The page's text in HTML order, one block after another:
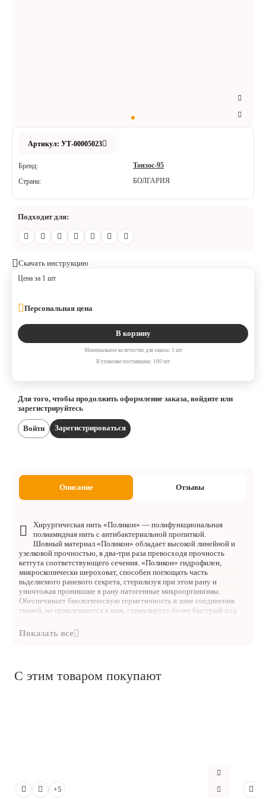
Артикул: УТ-00005023
Бренд:
Тонзос-95
Страна:
БОЛГАРИЯ
Подходит для:
Скачать инструкцию
Цена за 1 шт
Персональная цена
В корзину
Минимальное количество для заказа: 1 шт
В упаковке поставщика: 100 шт
Для того, чтобы продолжить оформление заказа, войдите или
зарегистрируйтесь
Войти Зарегистрироваться
Описание Отзывы
Хирургическая нить «Поликон» — полифункциональная
полиамидная нить с антибактериальной пропиткой.
Шовный материал «Поликон» обладает высокой линейной и
узелковой прочностью, в два-три раза превосходя прочность
кетгута соответствующего сечения. «Поликон» гидрофилен,
микроскопически шероховат, способен поглощать часть
вьделяемого раневого секрета, стерилизуя при этом рану и
уничтожая проникшие в рану патогенные микроорганизмы.
Обеспечивает биологическую герметичность в зоне соединения
тканей, не приклеивается к ним, стимулирует более быстрый ход
воздействию протеолитических энзимов, абсорбируется в течение
длительного периода, после того как процессы заживления и
может применяться во всех случаях, когда показано применение как
Биосовместимость — биологически инертен, практически не
вызывает тканевой реакции при абсорбции, не токсичен, не
аллергенен.
С этим товаром покупают
+5